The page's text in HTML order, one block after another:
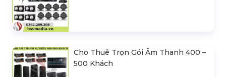
Cho Thuê Trọn Gói Âm Thanh 400 –
500 Khách